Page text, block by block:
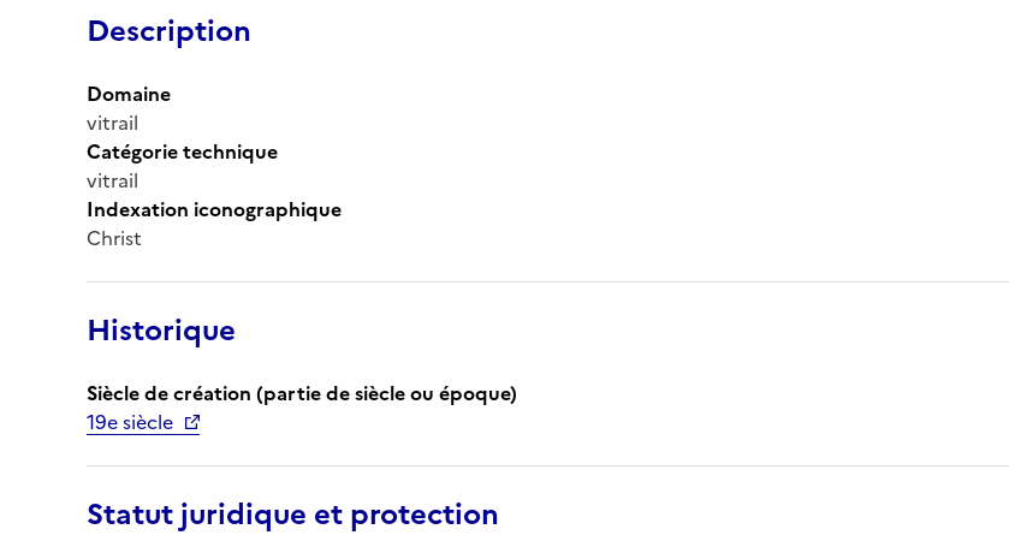
Description
Domaine
vitrail
Catégorie technique
vitrail
Indexation iconographique
Christ
Historique
Siècle de création (partie de siècle ou époque)
19e siècle
Statut juridique et protection